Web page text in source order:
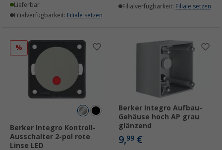
Lieferbar
Filialverfügbarkeit: Filiale setzen
Filialverfügbarkeit: Filiale setzen
%
Berker Integro Kontroll-
Ausschalter 2-pol rote
Linse LED
Berker Integro Aufbau-
Gehäuse hoch AP grau
glänzend
9,99 €